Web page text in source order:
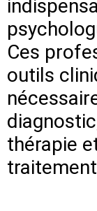
Ces
outils
thérapie